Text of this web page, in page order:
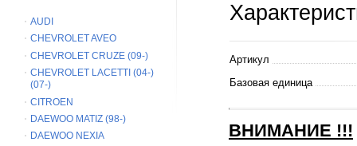
AUDI
CHEVROLET AVEO
CHEVROLET CRUZE (09-)
CHEVROLET LACETTI (04-)
(07-)
CITROEN
DAEWOO MATIZ (98-)
DAEWOO NEXIA
Артикул
Базовая единица
ВНИМАНИЕ !!!